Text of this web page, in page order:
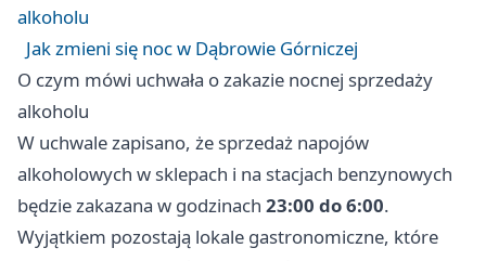
alkoholu
Jak zmieni się noc w Dąbrowie Górniczej
O czym mówi uchwała o zakazie nocnej sprzedaży
alkoholu
W uchwale zapisano, że sprzedaż napojów
alkoholowych w sklepach i na stacjach benzynowych
będzie zakazana w godzinach 23:00 do 6:00.
Wyjątkiem pozostają lokale gastronomiczne, które